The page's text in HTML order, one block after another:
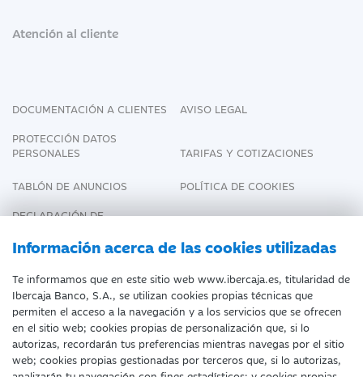
Información acerca de las cookies utilizadas
Te informamos que en este sitio web www.ibercaja.es, titularidad de
Ibercaja Banco, S.A., se utilizan cookies propias técnicas que
permiten el acceso a la navegación y a los servicios que se ofrecen
en el sitio web; cookies propias de personalización que, si lo
autorizas, recordarán tus preferencias mientras navegas por el sitio
web; cookies propias gestionadas por terceros que, si lo autorizas,
Atención al cliente
DOCUMENTACIÓN A CLIENTES
AVISO LEGAL
PROTECCIÓN DATOS
PERSONALES
TARIFAS Y COTIZACIONES
TABLÓN DE ANUNCIOS
POLÍTICA DE COOKIES
DECLARACIÓN DE
Fecha de Edición: 07/08/2026
©Ibercaja Banco, S.A. - IBERCAJA - NIF. A-
99319030 R.M. de Zaragoza (T.3865. F.1.